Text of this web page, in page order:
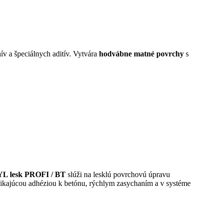
a špeciálnych aditív. Vytvára hodvábne matné povrchy s
lesk PROFI / BT slúži na lesklú povrchovú úpravu
adhéziou k betónu, rýchlym zasychaním a v systéme